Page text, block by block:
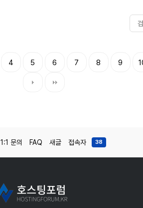
4 5 6 7 8 9
1:1 문의 FAQ 새글 접속자 38